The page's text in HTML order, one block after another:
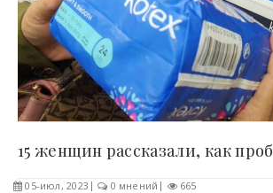
05-июл, 2023 0 мнений 665